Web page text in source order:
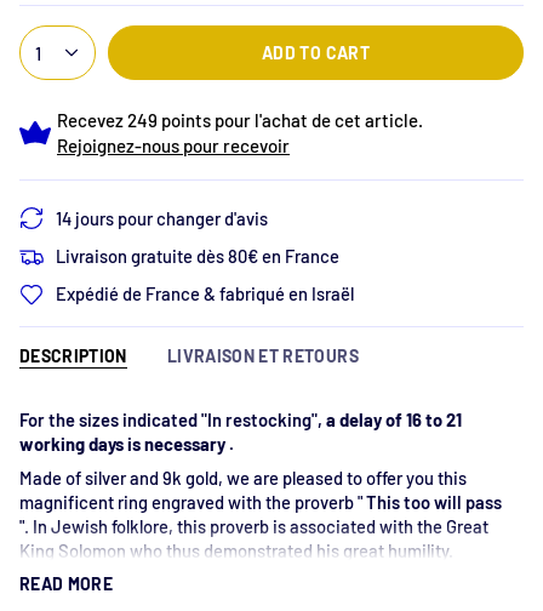
1 ADD TO CART
Recevez 249 points pour l'achat de cet article.
Rejoignez-nous pour recevoir
14 jours pour changer d'avis
Livraison gratuite dès 80€ en France
Expédié de France & fabriqué en Israël
DESCRIPTION LIVRAISON ET RETOURS
For the sizes indicated "In restocking", a delay of 16 to 21
working days is necessary.
Made of silver and 9k gold, we are pleased to offer you this
magnificent ring engraved with the proverb "This too will pass
". In Jewish folklore, this proverb is associated with the Great
King Solomon who thus demonstrated his great humility.
According to tradition, King Solomon wore a ring bearing this
READ MORE